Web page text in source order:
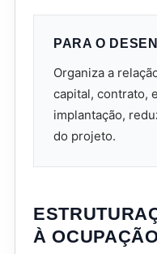
PARA O
Organiza a
capital, contrato,
implantação,
do projeto.
À